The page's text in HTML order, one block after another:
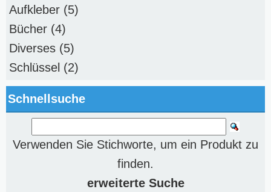
Aufkleber (5)
Bücher (4)
Diverses (5)
Schlüssel (2)
Schnellsuche
Verwenden Sie Stichworte, um ein Produkt zu
finden.
erweiterte Suche